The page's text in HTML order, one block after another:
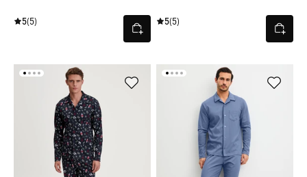
5(5) 5(5)